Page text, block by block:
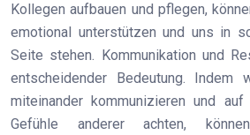
Kollegen aufbauen und pflegen,
emotional unterstützen und uns in
Seite stehen. Kommunikation und
entscheidender Bedeutung. Indem
miteinander kommunizieren und
Gefühle anderer achten,